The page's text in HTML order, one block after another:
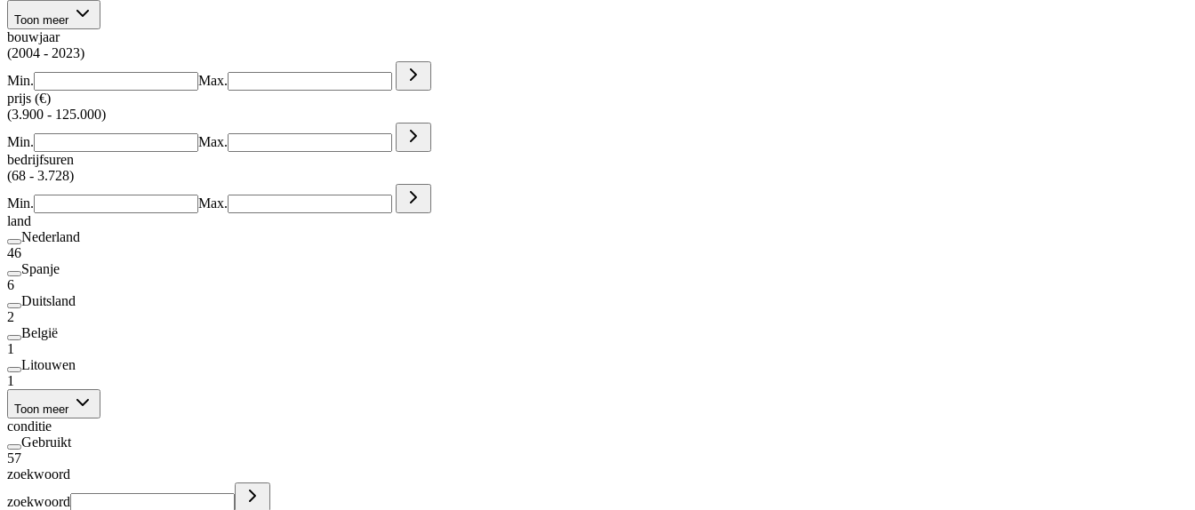
Toon meer
bouwjaar
(2004 - 2023)
Min.
Max.
prijs (€)
(3.900 - 125.000)
Min.
Max.
bedrijfsuren
(68 - 3.728)
Min.
Max.
land
Nederland
46
Spanje
6
Duitsland
2
België
1
Litouwen
1
Toon meer
conditie
Gebruikt
57
zoekwoord
zoekwoord